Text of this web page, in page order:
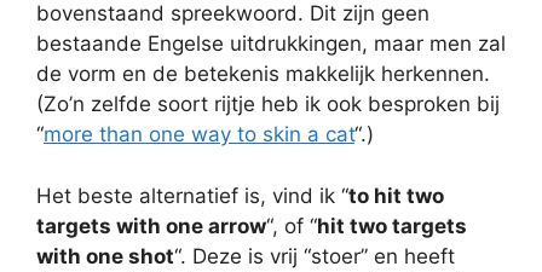
bovenstaand spreekwoord. Dit zijn geen
bestaande Engelse uitdrukkingen, maar men zal
de vorm en de betekenis makkelijk herkennen.
(Zo’n zelfde soort rijtje heb ik ook besproken bij
“more than one way to skin a cat“.)
Het beste alternatief is, vind ik “to hit two
targets with one arrow“, of “hit two targets
with one shot“. Deze is vrij “stoer” en heeft